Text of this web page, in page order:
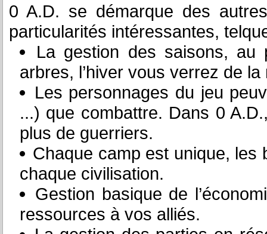
0 A.D. se démarque des
particularités intéressantes,
La gestion des saisons, au
arbres, l’hiver vous verrez de la
Les personnages du jeu
...) que combattre. Dans 0
plus de guerriers.
Chaque camp est unique, les
chaque civilisation.
Gestion basique de
ressources à vos alliés.